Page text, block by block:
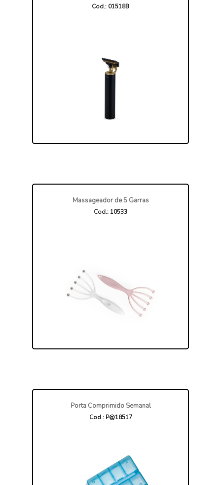
Cod.: 01518B
Massageador de 5 Garras
Cod.: 10533
Porta Comprimido Semanal
Cod.: P@18517